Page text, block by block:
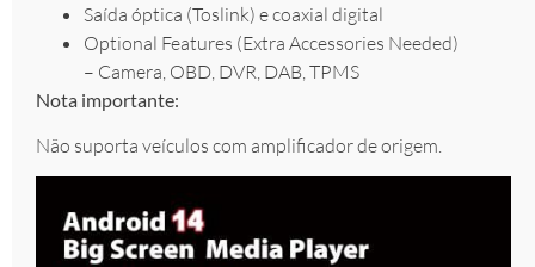
Saída óptica (Toslink) e coaxial digital
Optional Features (Extra Accessories Needed)
– Camera, OBD, DVR, DAB, TPMS
Nota importante:
Não suporta veículos com amplificador de origem.